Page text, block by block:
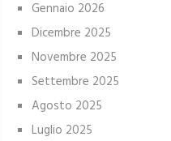
Gennaio 2026
Dicembre 2025
Novembre 2025
Settembre 2025
Agosto 2025
Luglio 2025